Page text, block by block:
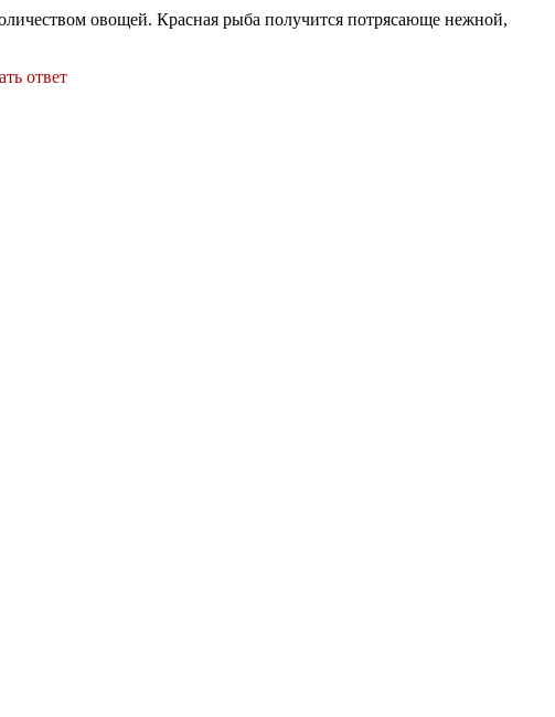
овощей. Красная рыба получится потрясающе нежной,
ответ